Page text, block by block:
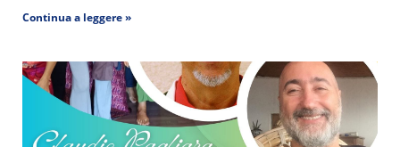
Continua a leggere »